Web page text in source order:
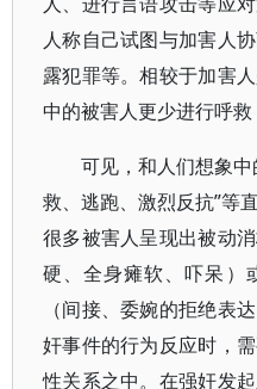
人称自己试图与加害人
露犯罪等。相较于加害
中的被害人更少进行呼救
可见，和人们想象
救、逃跑、激烈反抗”等
很多被害人呈现出被动
硬、全身瘫软、吓呆）
（间接、委婉的拒绝表
奸事件的行为反应时，
性关系之中。在强奸发